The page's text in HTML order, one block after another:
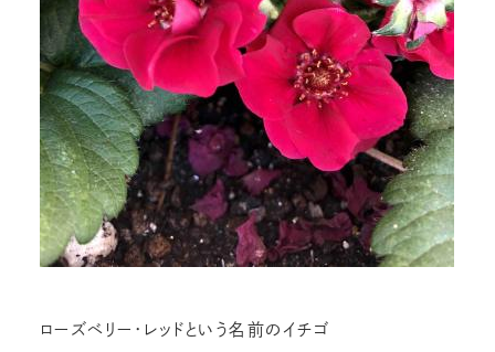
ローズベリー・レッドという名前のイチゴ